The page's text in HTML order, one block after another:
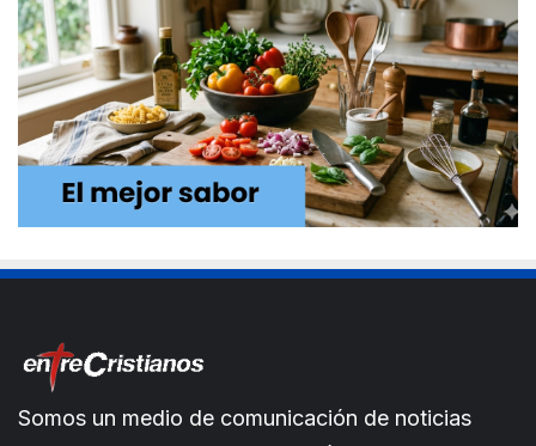
Somos un medio de comunicación de noticias